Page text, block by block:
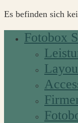
Es befinden sich
Fotobox